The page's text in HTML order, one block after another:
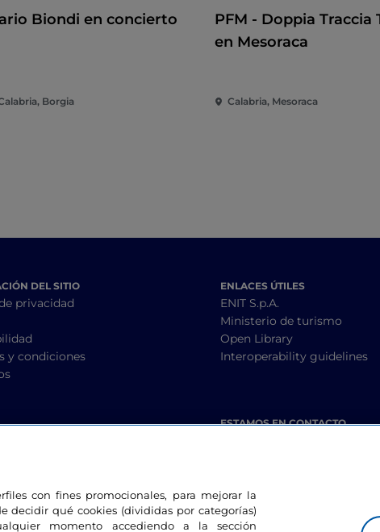
Biondi en concierto
Borgia
PFM - Doppia Traccia
en Mesoraca
Calabria, Mesoraca
DEL SITIO
privacidad
y condiciones
ENLACES ÚTILES
ENIT S.p.A.
Ministerio de turismo
Open Library
Interoperability guidelines
ESTAMOS EN CONTACTO
con fines promocionales, para mejorar la
decidir qué cookies (divididas por categorías)
momento accediendo a la sección